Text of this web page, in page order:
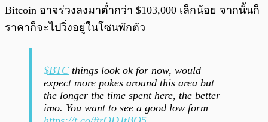
Bitcoin อาจร่วงลงมาต่ำกว่า $103,000 เล็กน้อย จากนั้นก็
ราคาก็จะไปวิ่งอยู่ในโซนพักตัว
$BTC things look ok for now, would
expect more pokes around this area but
the longer the time spent here, the better
imo. You want to see a good low form